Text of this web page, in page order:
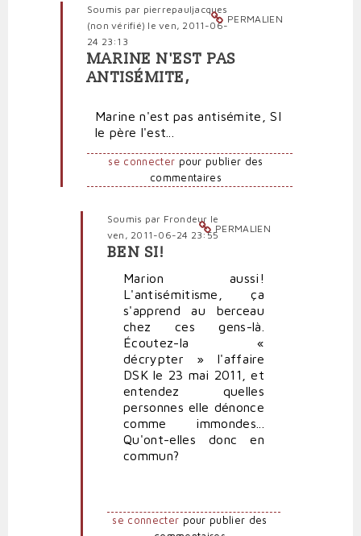
PERMALIEN
Soumis par pierrepauljacques
(non vérifié) le ven, 2011-06-
24 23:13
En
réponse
De
"véritables
Hanin
MARINE N'EST PAS
ANTISÉMITE,
Marine n'est pas antisémite, SI
le père l'est...
se connecter pour publier des
commentaires
PERMALIEN
Soumis par Frondeur le
ven, 2011-06-24 23:55
En
réponse
Marine
n'est
antisémite,
pierrepauljacques
(non
vérifié)
BEN SI!
Marion aussi!
L'antisémitisme, ça
s'apprend au berceau
chez ces gens-là.
Écoutez-la «
décrypter » l'affaire
DSK le 23 mai 2011, et
entendez quelles
personnes elle dénonce
comme immondes...
Qu'ont-elles donc en
commun?
se connecter pour publier des